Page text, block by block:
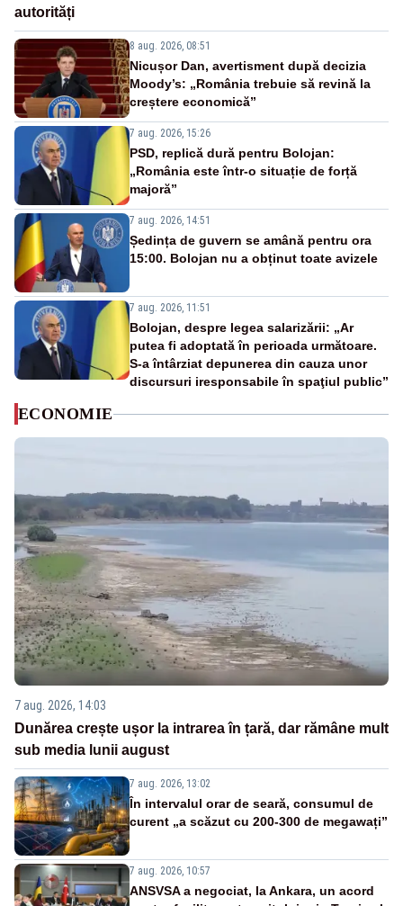
autorități
8 aug. 2026, 08:51
Nicușor Dan, avertisment după decizia
Moody’s: „România trebuie să revină la
creștere economică”
7 aug. 2026, 15:26
PSD, replică dură pentru Bolojan:
„România este într-o situație de forță
majoră”
7 aug. 2026, 14:51
Ședința de guvern se amână pentru ora
15:00. Bolojan nu a obținut toate avizele
7 aug. 2026, 11:51
Bolojan, despre legea salarizării: „Ar
putea fi adoptată în perioada următoare.
S-a întârziat depunerea din cauza unor
discursuri iresponsabile în spaţiul public”
ECONOMIE
7 aug. 2026, 14:03
Dunărea crește ușor la intrarea în țară, dar rămâne mult
sub media lunii august
7 aug. 2026, 13:02
În intervalul orar de seară, consumul de
curent „a scăzut cu 200-300 de megawați”
7 aug. 2026, 10:57
ANSVSA a negociat, la Ankara, un acord